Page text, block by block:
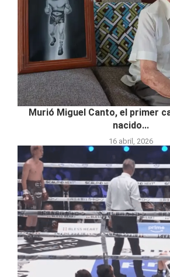
Murió Miguel Canto, el primer
nacido...
16 abril, 2026